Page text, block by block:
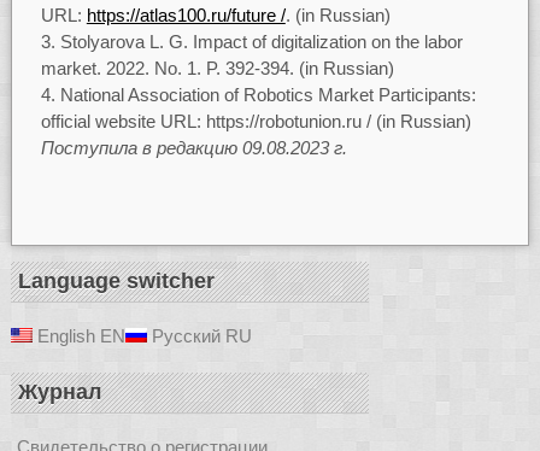
URL: https://atlas100.ru/future /. (in Russian)
Stolyarova L. G. Impact of digitalization on the labor
market. 2022. No. 1. P. 392-394. (in Russian)
National Association of Robotics Market Participants:
official website URL: https://robotunion.ru / (in Russian)
Поступила в редакцию 09.08.2023 г.
Language switcher
English EN Русский RU
Журнал